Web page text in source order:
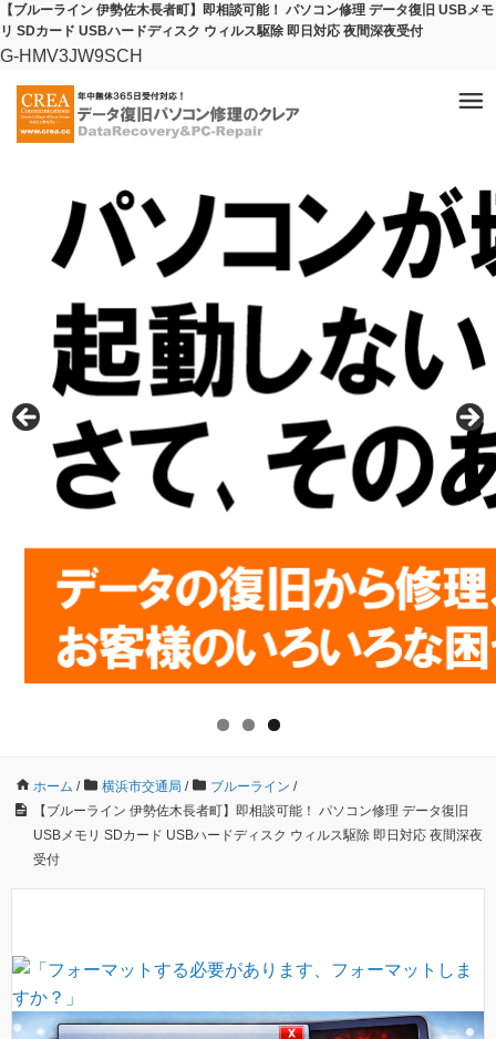
【ブルーライン 伊勢佐木長者町】即相談可能！ パソコン修理 データ復旧 USBメモ
リ SDカード USBハードディスク ウィルス駆除 即日対応 夜間深夜受付
G-HMV3JW9SCH
ホーム / 横浜市交通局 / ブルーライン /
【ブルーライン 伊勢佐木長者町】即相談可能！ パソコン修理 データ復旧
USBメモリ SDカード USBハードディスク ウィルス駆除 即日対応 夜間深夜
受付